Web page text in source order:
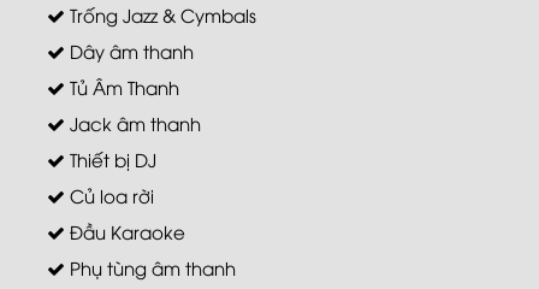
Trống Jazz & Cymbals
Dây âm thanh
Tủ Âm Thanh
Jack âm thanh
Thiết bị DJ
Củ loa rời
Đầu Karaoke
Phụ tùng âm thanh